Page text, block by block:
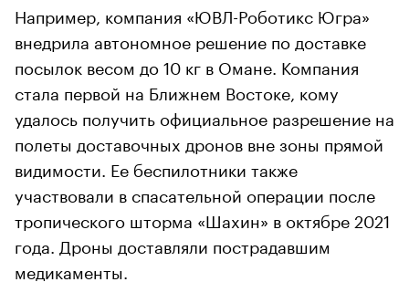
Например, компания «ЮВЛ-Роботикс Югра»
внедрила автономное решение по доставке
посылок весом до 10 кг в Омане. Компания
стала первой на Ближнем Востоке, кому
удалось получить официальное разрешение на
полеты доставочных дронов вне зоны прямой
видимости. Ее беспилотники также
участвовали в спасательной операции после
тропического шторма «Шахин» в октябре 2021
года. Дроны доставляли пострадавшим
медикаменты.